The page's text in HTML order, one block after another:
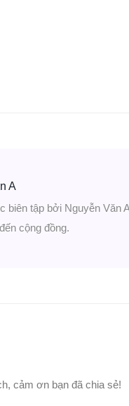
A
biên tập bởi Nguyễn Văn
cộng đồng.
cảm ơn bạn đã chia sẻ!